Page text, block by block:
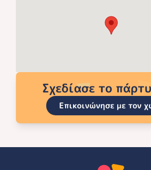
Σχεδίασε το
Επικοινώνησε με τον